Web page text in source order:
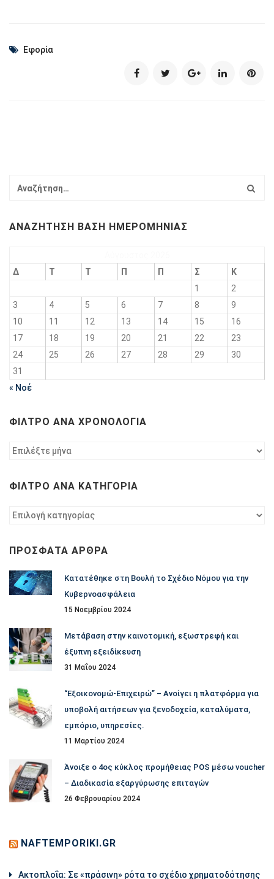
Εφορία
ΑΝΑΖΉΤΗΣΗ ΒΆΣΗ ΗΜΕΡΟΜΗΝΊΑΣ
Δ
Τ Τ Π Π Σ
Κ
1
2
3
4 5 6 7 8
9
10
11 12 13 14 15
16
17
18 19 20 21 22
23
24
25 26 27 28 29
30
31
« Νοέ
ΦΊΛΤΡΟ ΑΝΆ ΧΡΟΝΟΛΟΓΊΑ
Φίλτρο
ΦΊΛΤΡΟ ΑΝΆ ΚΑΤΗΓΟΡΊΑ
Φίλτρο
ΠΡΌΣΦΑΤΑ ΆΡΘΡΑ
Κατατέθηκε στη Βουλή το Σχέδιο Νόμου για την
Κυβερνοασφάλεια
15 Νοεμβρίου 2024
Μετάβαση στην καινοτομική, εξωστρεφή και
έξυπνη εξειδίκευση
31 Μαΐου 2024
“Εξοικονομώ-Επιχειρώ” – Ανοίγει η πλατφόρμα για
υποβολή αιτήσεων για ξενοδοχεία, καταλύματα,
εμπόριο, υπηρεσίες.
11 Μαρτίου 2024
Άνοιξε ο 4ος κύκλος προμήθειας POS μέσω voucher
– Διαδικασία εξαργύρωσης επιταγών
26 Φεβρουαρίου 2024
NAFTEMPORIKI.GR
Aκτοπλοΐα: Σε «πράσινη» ρότα το σχέδιο χρηματοδότησης